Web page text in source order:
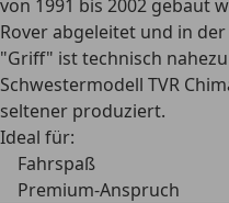
von 1991 bis 2002 gebaut
Rover abgeleitet und in
"Griff" ist technisch
Schwestermodell TVR
seltener produziert.
Ideal für:
Fahrspaß
Premium-Anspruch